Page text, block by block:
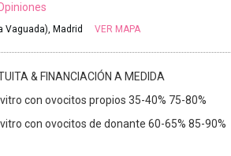
Vaguada), Madrid VER MAPA
& FINANCIACIÓN A MEDIDA
con ovocitos propios 35-40% 75-80%
con ovocitos de donante 60-65% 85-90%